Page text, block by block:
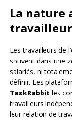
La nature
Les travailleurs de
souvent dans une
salariés, ni
définir. Les
TaskRabbit les
travailleurs
leur relation de